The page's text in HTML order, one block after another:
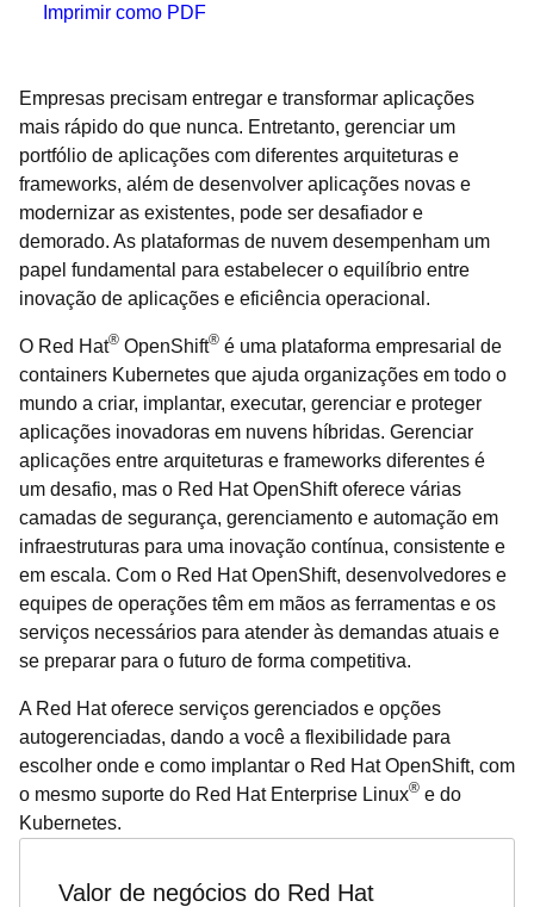
Imprimir como PDF
Empresas precisam entregar e transformar aplicações
mais rápido do que nunca. Entretanto, gerenciar um
portfólio de aplicações com diferentes arquiteturas e
frameworks, além de desenvolver aplicações novas e
modernizar as existentes, pode ser desafiador e
demorado. As plataformas de nuvem desempenham um
papel fundamental para estabelecer o equilíbrio entre
inovação de aplicações e eficiência operacional.
O Red Hat® OpenShift® é uma plataforma empresarial de
containers Kubernetes que ajuda organizações em todo o
mundo a criar, implantar, executar, gerenciar e proteger
aplicações inovadoras em nuvens híbridas. Gerenciar
aplicações entre arquiteturas e frameworks diferentes é
um desafio, mas o Red Hat OpenShift oferece várias
camadas de segurança, gerenciamento e automação em
infraestruturas para uma inovação contínua, consistente e
em escala. Com o Red Hat OpenShift, desenvolvedores e
equipes de operações têm em mãos as ferramentas e os
serviços necessários para atender às demandas atuais e
se preparar para o futuro de forma competitiva.
A Red Hat oferece serviços gerenciados e opções
autogerenciadas, dando a você a flexibilidade para
escolher onde e como implantar o Red Hat OpenShift, com
o mesmo suporte do Red Hat Enterprise Linux® e do
Kubernetes.
Valor de negócios do Red Hat